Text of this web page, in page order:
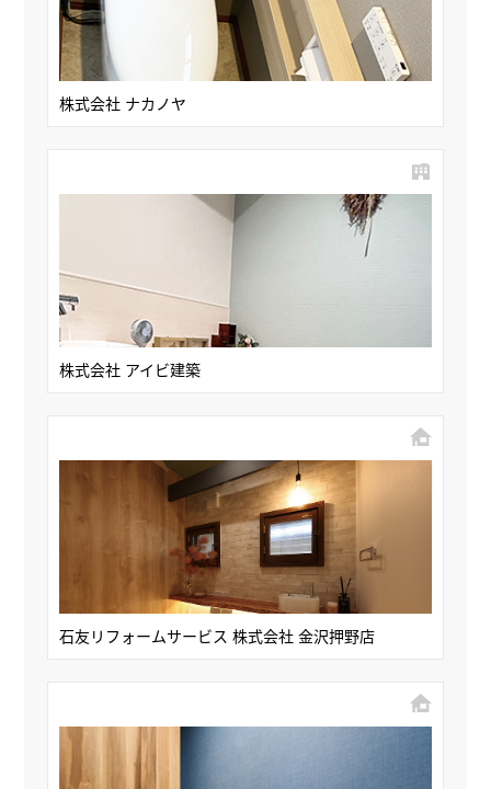
株式会社 ナカノヤ
株式会社 アイビ建築
石友リフォームサービス 株式会社 金沢押野店